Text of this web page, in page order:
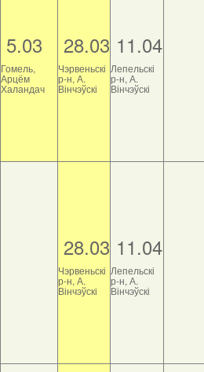
5.03
Гомель,
Арцём
Халандач
28.03
Чэрвеньскі
р-н, А.
Вінчэўскі
11.04
Лепельскі
р-н, А.
Вінчэўскі
28.03
Чэрвеньскі
р-н, А.
Вінчэўскі
11.04
Лепельскі
р-н, А.
Вінчэўскі